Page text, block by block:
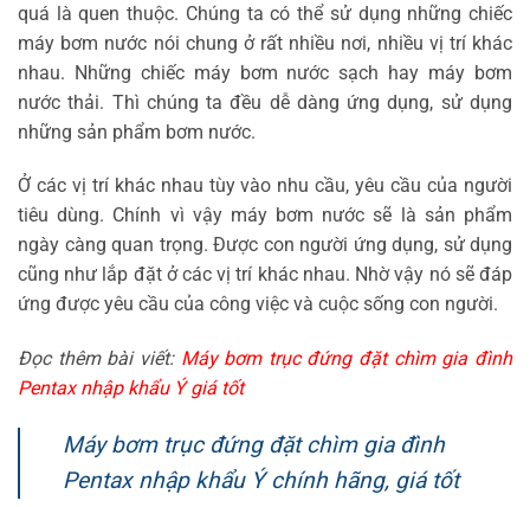
quá là quen thuộc. Chúng ta có thể sử dụng những chiếc
máy bơm nước nói chung ở rất nhiều nơi, nhiều vị trí khác
nhau. Những chiếc máy bơm nước sạch hay máy bơm
nước thải. Thì chúng ta đều dễ dàng ứng dụng, sử dụng
những sản phẩm bơm nước.
Ở các vị trí khác nhau tùy vào nhu cầu, yêu cầu của người
tiêu dùng. Chính vì vậy máy bơm nước sẽ là sản phẩm
ngày càng quan trọng. Được con người ứng dụng, sử dụng
cũng như lắp đặt ở các vị trí khác nhau. Nhờ vậy nó sẽ đáp
ứng được yêu cầu của công việc và cuộc sống con người.
Đọc thêm bài viết: Máy bơm trục đứng đặt chìm gia đình
Pentax nhập khẩu Ý giá tốt
Máy bơm trục đứng đặt chìm gia đình
Pentax nhập khẩu Ý chính hãng, giá tốt